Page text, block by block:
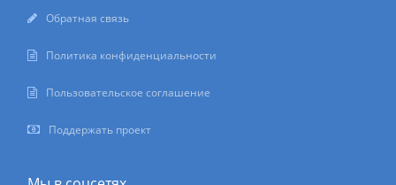
Обратная связь
Политика конфиденциальности
Пользовательское соглашение
Поддержать проект